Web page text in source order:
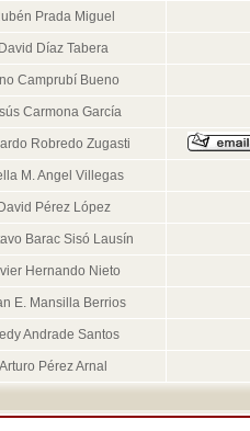
Prada Miguel
David Díaz Tabera
Camprubí Bueno
Carmona García
Robredo Zugasti
M. Angel Villegas
David Pérez López
Barac Sisó Lausín
Hernando Nieto
E. Mansilla Berrios
Andrade Santos
Arturo Pérez Arnal